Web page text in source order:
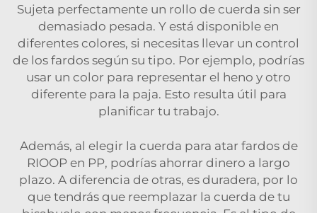
Sujeta perfectamente un rollo de cuerda sin ser
demasiado pesada. Y está disponible en
diferentes colores, si necesitas llevar un control
de los fardos según su tipo. Por ejemplo, podrías
usar un color para representar el heno y otro
diferente para la paja. Esto resulta útil para
planificar tu trabajo.
Además, al elegir la cuerda para atar fardos de
RIOOP en PP, podrías ahorrar dinero a largo
plazo. A diferencia de otras, es duradera, por lo
que tendrás que reemplazar la cuerda de tu